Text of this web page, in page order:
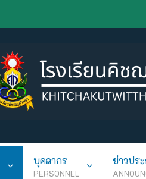
บุคลากร
PERSONNEL
ข่าวปร